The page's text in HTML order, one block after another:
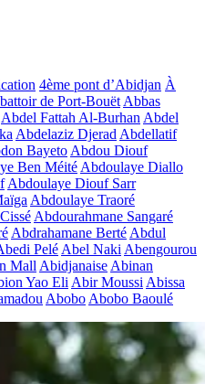
4ème pont d’Abidjan À
de Port-Bouët Abbas
Abdel Fattah Al-Burhan Abdel
Abdelaziz Djerad Abdellatif
Bayeto Abdou Diouf
Ben Méité Abdoulaye Diallo
Abdoulaye Diouf Sarr
Abdoulaye Traoré
Abdourahmane Sangaré
Abdrahamane Berté Abdul
Pelé Abel Naki Abengourou
Mall Abidjanaise Abinan
Yao Eli Abir Moussi Abissa
Abobo Abobo Baoulé